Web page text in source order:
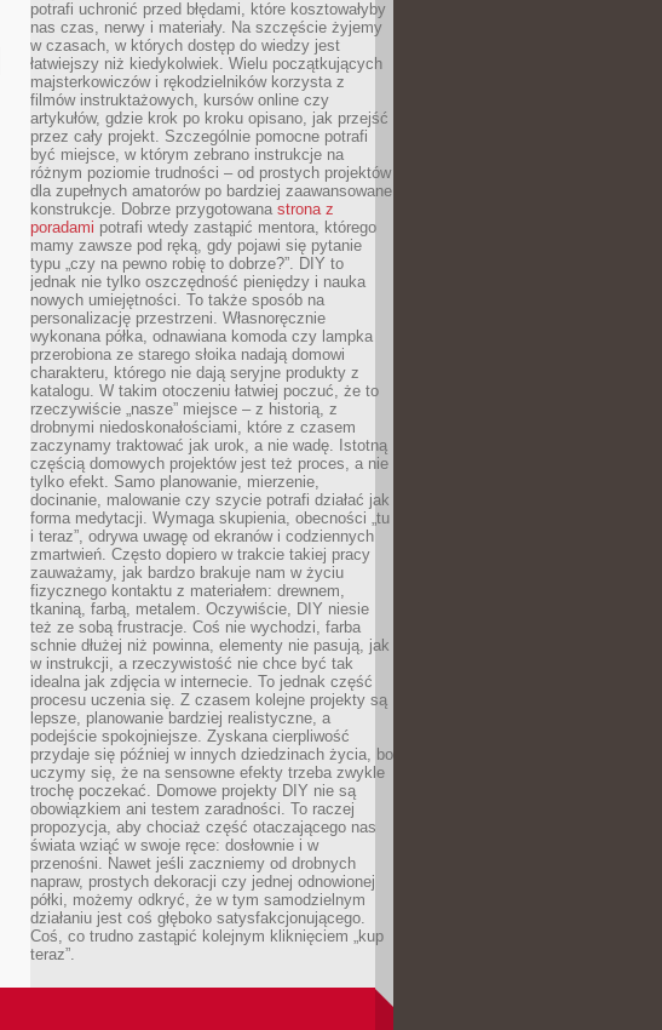
potrafi uchronić przed błędami, które kosztowałyby
nas czas, nerwy i materiały. Na szczęście żyjemy
w czasach, w których dostęp do wiedzy jest
łatwiejszy niż kiedykolwiek. Wielu początkujących
majsterkowiczów i rękodzielników korzysta z
filmów instruktażowych, kursów online czy
artykułów, gdzie krok po kroku opisano, jak przejść
przez cały projekt. Szczególnie pomocne potrafi
być miejsce, w którym zebrano instrukcje na
różnym poziomie trudności – od prostych projektów
dla zupełnych amatorów po bardziej zaawansowane
konstrukcje. Dobrze przygotowana strona z
poradami potrafi wtedy zastąpić mentora, którego
mamy zawsze pod ręką, gdy pojawi się pytanie
typu „czy na pewno robię to dobrze?”. DIY to
jednak nie tylko oszczędność pieniędzy i nauka
nowych umiejętności. To także sposób na
personalizację przestrzeni. Własnoręcznie
wykonana półka, odnawiana komoda czy lampka
przerobiona ze starego słoika nadają domowi
charakteru, którego nie dają seryjne produkty z
katalogu. W takim otoczeniu łatwiej poczuć, że to
rzeczywiście „nasze” miejsce – z historią, z
drobnymi niedoskonałościami, które z czasem
zaczynamy traktować jak urok, a nie wadę. Istotną
częścią domowych projektów jest też proces, a nie
tylko efekt. Samo planowanie, mierzenie,
docinanie, malowanie czy szycie potrafi działać jak
forma medytacji. Wymaga skupienia, obecności „tu
i teraz”, odrywa uwagę od ekranów i codziennych
zmartwień. Często dopiero w trakcie takiej pracy
zauważamy, jak bardzo brakuje nam w życiu
fizycznego kontaktu z materiałem: drewnem,
tkaniną, farbą, metalem. Oczywiście, DIY niesie
też ze sobą frustracje. Coś nie wychodzi, farba
schnie dłużej niż powinna, elementy nie pasują, jak
w instrukcji, a rzeczywistość nie chce być tak
idealna jak zdjęcia w internecie. To jednak część
procesu uczenia się. Z czasem kolejne projekty są
lepsze, planowanie bardziej realistyczne, a
podejście spokojniejsze. Zyskana cierpliwość
przydaje się później w innych dziedzinach życia, bo
uczymy się, że na sensowne efekty trzeba zwykle
trochę poczekać. Domowe projekty DIY nie są
obowiązkiem ani testem zaradności. To raczej
propozycja, aby chociaż część otaczającego nas
świata wziąć w swoje ręce: dosłownie i w
przenośni. Nawet jeśli zaczniemy od drobnych
napraw, prostych dekoracji czy jednej odnowionej
półki, możemy odkryć, że w tym samodzielnym
działaniu jest coś głęboko satysfakcjonującego.
Coś, co trudno zastąpić kolejnym kliknięciem „kup
teraz”.